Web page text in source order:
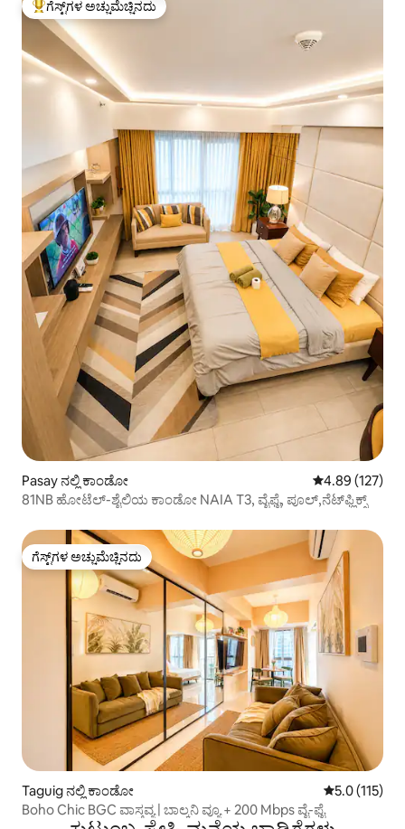
ಗೆಸ್ಟ್‌ಗಳಿಗೆ ಅತಿ ಹೆಚ್ಚು ಅಚ್ಚುಮೆಚ್ಚಿನದು
ಗೆಸ್ಟ್‌ಗಳ ಅಚ್ಚುಮೆಚ್ಚಿನದು
Pasay ನಲ್ಲಿ ಕಾಂಡೋ 5 ರಲ್ಲಿ 4.89
4.89 (127)
81NB ಹೋಟೆಲ್-ಶೈಲಿಯ ಕಾಂಡೋ NAIA T3, ವೈಫೈ, ಪೂಲ್,ನೆಟ್‌ಫ್ಲಿಕ್ಸ್
ಗೆಸ್ಟ್‌ಗಳ ಅಚ್ಚುಮೆಚ್ಚಿನದು
ಗೆಸ್ಟ್‌ಗಳ ಅಚ್ಚುಮೆಚ್ಚಿನದು
Taguig ನಲ್ಲಿ ಕಾಂಡೋ 5 ರಲ್ಲಿ 5.0
5.0 (115)
Boho Chic BGC ವಾಸ್ತವ್ಯ | ಬಾಲ್ಕನಿ ವ್ಯೂ + 200 Mbps ವೈ-ಫೈ